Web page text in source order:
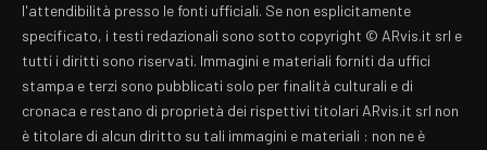
l'attendibilità presso le fonti ufficiali. Se non esplicitamente
specificato, i testi redazionali sono sotto copyright © ARvis.it srl e
tutti i diritti sono riservati. Immagini e materiali forniti da uffici
stampa e terzi sono pubblicati solo per finalità culturali e di
cronaca e restano di proprietà dei rispettivi titolari ARvis.it srl non
è titolare di alcun diritto su tali immagini e materiali : non ne è